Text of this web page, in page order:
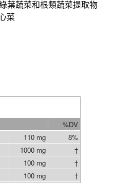
葉蔬菜和根類蔬菜提取物
菜
%DV
110 mg
8%
1000 mg
†
100 mg
†
100 mg
†